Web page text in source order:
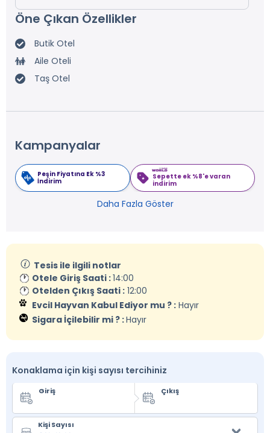
Öne Çıkan Özellikler
Butik Otel
Aile Oteli
Taş Otel
Kampanyalar
Peşin Fiyatına Ek %3
İndirim
Sepette ek %8'e varan
indirim
Daha Fazla Göster
Tesis ile ilgili notlar
Otele Giriş Saati :14:00
Otelden Çıkış Saati : 12:00
Evcil Hayvan Kabul Ediyor mu ? : Hayır
Sigara İçilebilir mi ? :Hayır
Konaklama için kişi sayısı tercihiniz
Giriş Çıkış
Kişi Sayısı